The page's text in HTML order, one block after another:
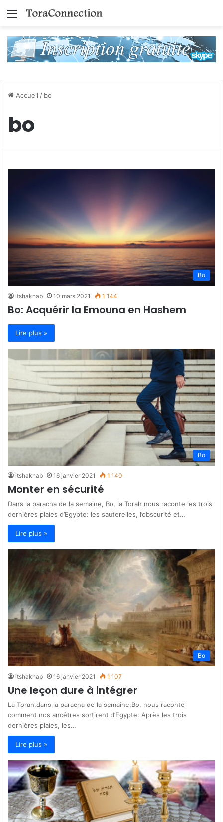
Menu
Accueil / bo
bo
Bo
itshaknab 10 mars 2021 1 144
Bo: Acquérir la Emouna en Hashem
Lire plus »
Bo
itshaknab 16 janvier 2021 1 140
Monter en sécurité
Dans la paracha de la semaine, Bo, la Torah nous raconte les trois
dernières plaies d’Egypte: les sauterelles, l’obscurité et…
Lire plus »
Bo
itshaknab 16 janvier 2021 1 107
Une leçon dure à intégrer
La Torah,dans la paracha de la semaine,Bo, nous raconte
comment nos ancêtres sortirent d’Egypte. Après les trois
dernières plaies, les…
Lire plus »